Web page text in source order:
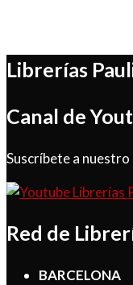
Librerías
Canal de
Suscríbete a
Red de
BARCELONA